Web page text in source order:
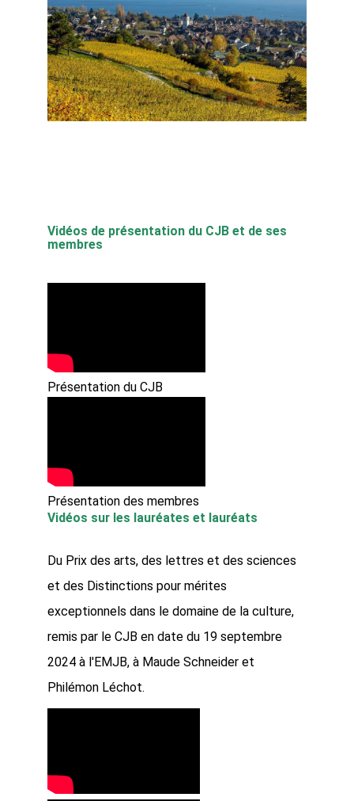
Vidéos de présentation du CJB et de ses
membres
Présentation du CJB
Présentation des membres
Vidéos sur les lauréates et lauréats
Du Prix des arts, des lettres et des sciences
et des Distinctions pour mérites
exceptionnels dans le domaine de la culture,
remis par le CJB en date du 19 septembre
2024 à l'EMJB, à Maude Schneider et
Philémon Léchot.